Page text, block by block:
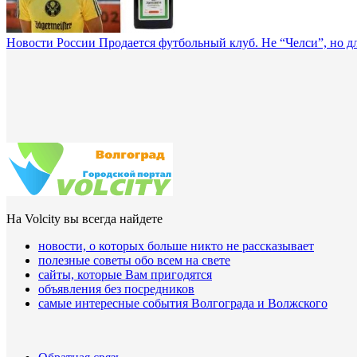
Новости России Продается футбольный клуб. Не “Челси”, но
На Volcity вы всегда найдете
новости, о которых больше никто не рассказывает
полезные советы обо всем на свете
сайты, которые Вам пригодятся
объявления без посредников
самые интересные события Волгограда и Волжского